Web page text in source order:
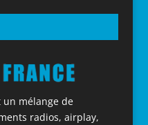
un mélange de
radios, airplay,